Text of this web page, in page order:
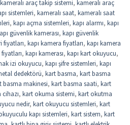
kameralı araç takip sistemi, kameralı araç
sistemleri, kameralı saat, kameralı saat
, kapı açma sistemleri, kapı alarmı, kapı
güvenlik kamerası, kapı güvenlik
fiyatları, kapı kamera fiyatları, kapı kamera
, kapı kamerası, kapı kart okuyucu,
izi okuyucu, kapı şifre sistemleri, kapı
dedektörü, kart basma, kart basma
basma makinesi, kart basma saati, kart
, kart okuma sistemi, kart okutma
nedir, kart okuyucu sistemleri, kart
kapı sistemleri, kart sistem, kart